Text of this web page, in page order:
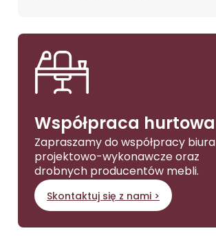
Współpraca hurtowa
Zapraszamy do współpracy biura
projektowo-wykonawcze oraz
drobnych producentów mebli.
Skontaktuj się z nami >